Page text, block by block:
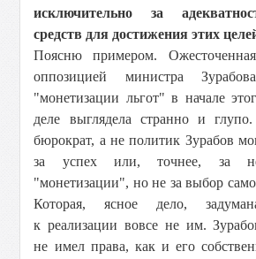
исключительно за
средств для достижения этих
Поясню примером.
оппозицией министра
"монетизации льгот" в начале
деле выглядела странно и
бюрократ, а не политик Зурабов
за успех или, точнее, за
"монетизации", но не за выбор
Которая, ясное дело,
к реализации вовсе не им.
не имел права, как и его